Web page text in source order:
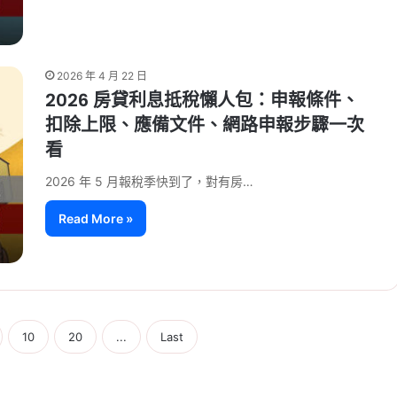
2026 年 4 月 22 日
2026 房貸利息抵稅懶人包：申報條件、
扣除上限、應備文件、網路申報步驟一次
看
2026 年 5 月報稅季快到了，對有房…
Read More »
10 20 ... Last